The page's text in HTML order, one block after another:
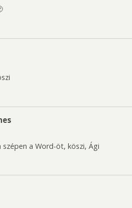
szépen a Word-öt, köszi, Ági